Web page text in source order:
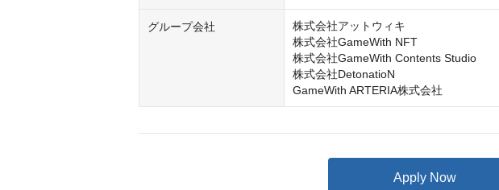
グループ会社
株式会社アットウィキ
株式会社GameWith NFT
株式会社GameWith Contents Studio
株式会社DetonatioN
GameWith ARTERIA株式会社
Apply Now